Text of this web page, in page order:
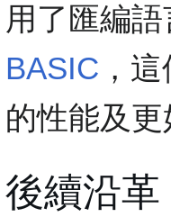
用了匯編
BASIC ，
的性能及
後續沿革